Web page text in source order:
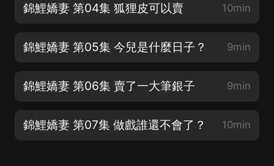
錦鯉嬌妻 第04集 狐狸皮可以賣 10min
錦鯉嬌妻 第05集 今兒是什麼日子？ 9min
錦鯉嬌妻 第06集 賣了一大筆銀子 9min
錦鯉嬌妻 第07集 做戲誰還不會了？ 10min